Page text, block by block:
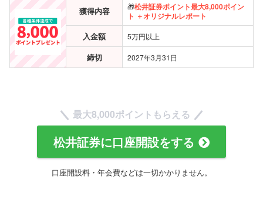
獲得内容 🎁松井証券ポイント最大8,000ポイン
ト ＋オリジナルレポート
入金額 5万円以上
締切 2027年3月31日
最大8,000ポイントもらえる
松井証券に口座開設をする
口座開設料・年会費などは一切かかりません。